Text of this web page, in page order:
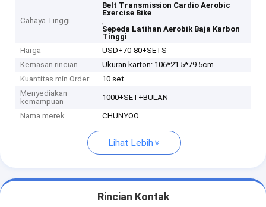
Cahaya Tinggi
Belt Transmission Cardio Aerobic
Exercise Bike
,
Sepeda Latihan Aerobik Baja Karbon
Tinggi
Harga
USD+70-80+SETS
Kemasan rincian
Ukuran karton: 106*21.5*79.5cm
Kuantitas min Order
10 set
Menyediakan
kemampuan
1000+SET+BULAN
Nama merek CHUNYOO
Lihat Lebih
Rincian Kontak